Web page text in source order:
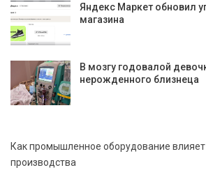
Яндекс Маркет обновил
магазина
В мозгу годовалой
нерожденного близнеца
Как промышленное оборудование влияет
производства